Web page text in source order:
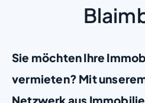
Sie möchten Ihre
vermieten? Mit
Netzwerk aus